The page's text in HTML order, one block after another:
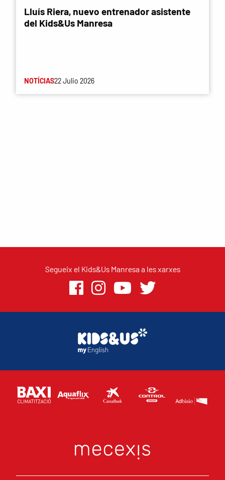
Lluís Riera, nuevo entrenador asistente
del Kids&Us Manresa
NOTÍCIAS22 Julio 2026
Segueix el Kids&Us Manresa a les xarxes